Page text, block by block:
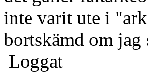
inte varit ute i
bortskämd om
Loggat